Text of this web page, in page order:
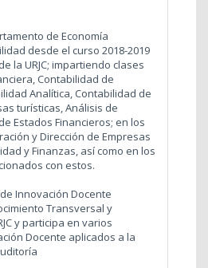
de Economía
desde el curso 2018-2019
la URJC; impartiendo clases
Contabilidad de
Analítica, Contabilidad de
turísticas, Análisis de
Estados Financieros; en los
y Dirección de Empresas
y Finanzas, así como en los
con estos.
Innovación Docente
Transversal y
y participa en varios
Docente aplicados a la